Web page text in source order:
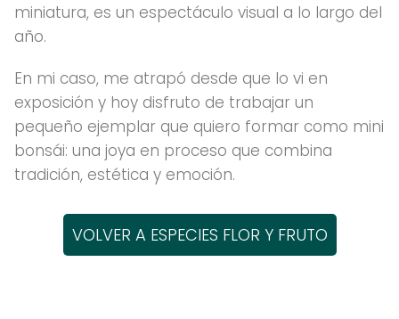
miniatura, es un espectáculo visual a lo largo del
año.
En mi caso, me atrapó desde que lo vi en
exposición y hoy disfruto de trabajar un
pequeño ejemplar que quiero formar como mini
bonsái: una joya en proceso que combina
tradición, estética y emoción.
VOLVER A ESPECIES FLOR Y FRUTO